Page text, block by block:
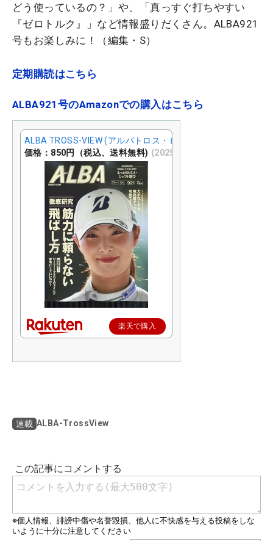
どう使っているの？」や、「真っすぐ打ちやすい
『ゼロトルク』」など情報盛りだくさん。ALBA921
号もお楽しみに！（編集・S）
定期購読はこちら
ALBA921号のAmazonでの購入はこちら
ALBA TROSS-VIEW (アルバトロス・ビュー) 2025年 9/11号 [
価格：850円（税込、送料無料) (2025/8/27時点)
楽天で購入
連載 ALBA-TrossView